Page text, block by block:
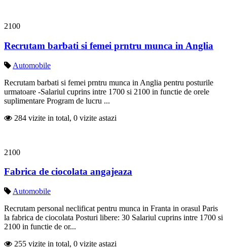
2100
Recrutam barbati si femei prntru munca in Anglia
Automobile
Recrutam barbati si femei prntru munca in Anglia pentru posturile
urmatoare -Salariul cuprins intre 1700 si 2100 in functie de orele
suplimentare Program de lucru ...
284 vizite in total, 0 vizite astazi
2100
Fabrica de ciocolata angajeaza
Automobile
Recrutam personal neclificat pentru munca in Franta in orasul Paris
la fabrica de ciocolata Posturi libere: 30 Salariul cuprins intre 1700 si
2100 in functie de or...
255 vizite in total, 0 vizite astazi